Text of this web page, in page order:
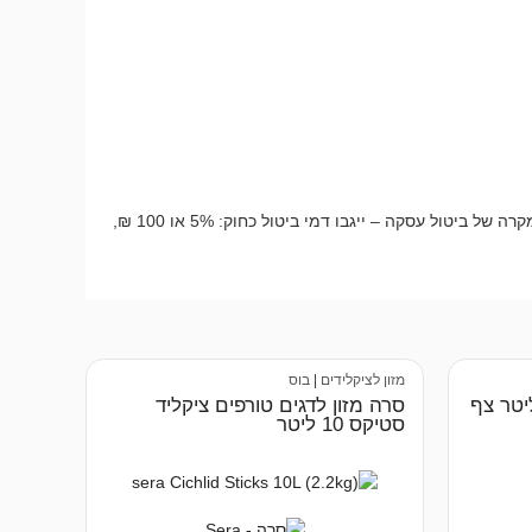
החזרת מוצר תתבצע למחסן בולדוג ברחוב יד חרוצים 16, ירושלים – בתיאום מראש בלבד. ניתן לבקש איסוף בתשלום של 50 ₪ + מע”מ. במקרה של ביטול עסקה – ייגבו דמי ביטול כחוק: 5% או 100 ₪,
סרה ארואנה 10 ליטר צף
מזון לציקלידים בוס
סרה מזון לדגים טורפים ציקליד
סטיקס 10 ליטר